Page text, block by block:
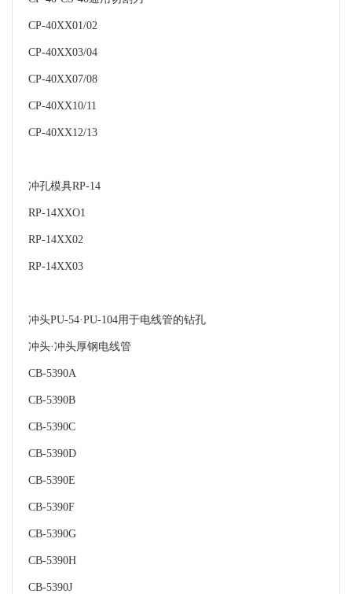
CP-40XX01/02
CP-40XX03/04
CP-40XX07/08
CP-40XX10/11
CP-40XX12/13
冲孔模具RP-14
RP-14XXO1
RP-14XX02
RP-14XX03
冲头PU-54·PU-104用于电线管的钻孔
冲头·冲头厚钢电线管
CB-5390A
CB-5390B
CB-5390C
CB-5390D
CB-5390E
CB-5390F
CB-5390G
CB-5390H
CB-5390J